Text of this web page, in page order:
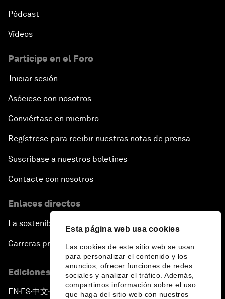
Esta página web usa cookies
Las cookies de este sitio web se usan
para personalizar el contenido y los
anuncios, ofrecer funciones de redes
sociales y analizar el tráfico. Además,
compartimos información sobre el uso
que haga del sitio web con nuestros
Pódcast
Vídeos
Participe en el Foro
Iniciar sesión
Asóciese con nosotros
Conviértase en miembro
Regístrese para recibir nuestras notas de prensa
Suscríbase a nuestros boletines
Contacte con nosotros
Enlaces directos
La sostenibilidad en el Foro
Carreras profesionales
Ediciones en otros idiomas
EN ▪ ES▪中文▪ 日本語